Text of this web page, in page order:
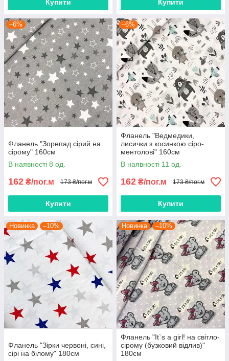
Купити Купити
–6%
Фланель "Зорепад сірий на
сірому" 160см
В наявності 8 од.
162 ₴/пог.м 173 ₴/пог.м
Купити
–6%
Фланель "Ведмедики,
лисички з косинкою сіро-
ментолові" 160см
В наявності 11 од.
162 ₴/пог.м 173 ₴/пог.м
Купити
Новинка –10%
Фланель "Зірки червоні, сині,
сірі на білому" 180см
Новинка –10%
Фланель "It`s a girl! на світло-
сірому (бузковий відлив)"
180см